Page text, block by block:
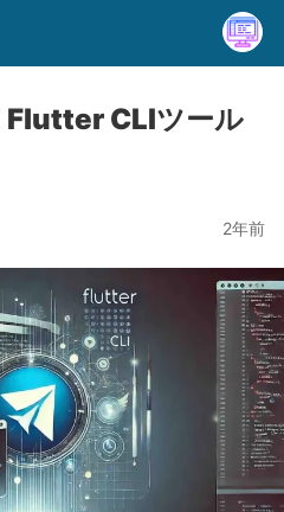
CLIツール
2年前